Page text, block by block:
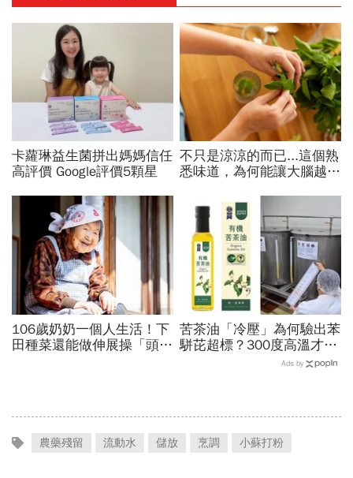
卡蘿琳益生菌拼出媽媽信任
高評價 Google評價5顆星
不只是涼涼的而已...這個熟
悉味道，為何能讓大腦越聞
鐘，還能抗老防蛀牙
106歲奶奶一個人生活！下
田種菜還能做伸展操「頭貼
苦茶油「冷壓」為何驗出苯
駢芘超標？300度高溫才大
量形成，哪個環節出問題？
Ads by
農藥殘留 流動水 儲放 烹調 小蘇打粉